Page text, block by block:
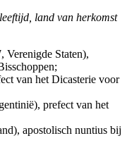
land van herkomst
Verenigde Staten),
van het Dicasterie voor
prefect van het
apostolisch nuntius bij